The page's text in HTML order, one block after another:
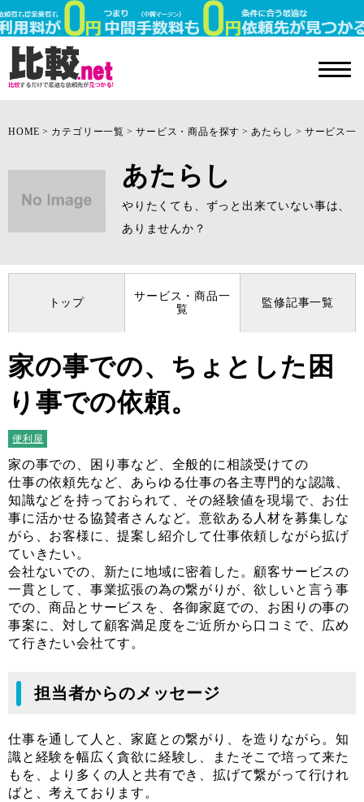
HOME カテゴリー一覧 サービス・商品を探す あたらし サービス一
あたらし
やりたくても、ずっと出来ていない事は、
ありませんか？
トップ
サービス・商品一
覧
監修記事一覧
家の事での、ちょとした困
り事での依頼。
便利屋
家の事での、困り事など、全般的に相談受けての
仕事の依頼先など、あらゆる仕事の各主専門的な認識、
知識などを持っておられて、その経験値を現場で、お仕
事に活かせる協賛者さんなど。意欲ある人材を募集しな
がら、お客様に、提案し紹介して仕事依頼しながら拡げ
ていきたい。
会社ないでの、新たに地域に密着した。顧客サービスの
一貫として、事業拡張の為の繋がりが、欲しいと言う事
での、商品とサービスを、各御家庭での、お困りの事の
事案に、対して顧客満足度をご近所から口コミで、広め
て行きたい会社てす。
担当者からのメッセージ
仕事を通して人と、家庭との繋がり、を造りながら。知
識と経験を幅広く貪欲に経験し、またそこで培って来た
もを、より多くの人と共有でき、拡げて繋がって行けれ
ばと、考えております。